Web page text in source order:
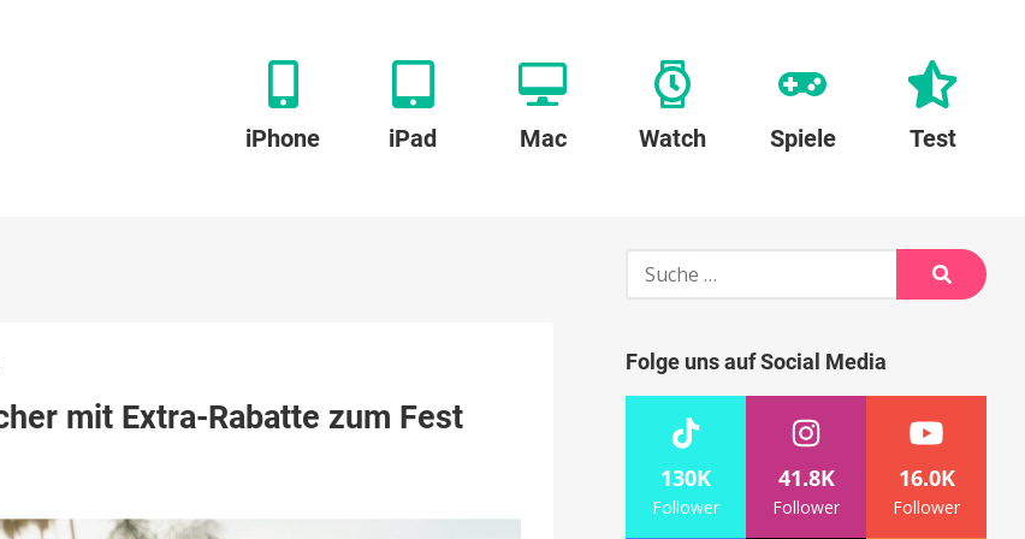
iPhone iPad Mac Watch Spiele Test
x
mit
mit Extra-Rabatte zum Fest
Suche
Suche
Folge uns auf Social Media
130K
Follower
41.8K
Follower
16.0K
Follower